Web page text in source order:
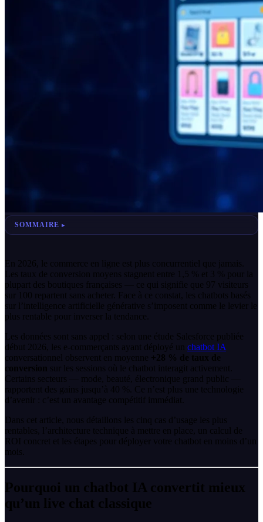
SOMMAIRE
En 2026, le commerce en ligne est plus concurrentiel que jamais.
Les taux de conversion moyens stagnent entre 1,5 % et 3 % pour la
plupart des boutiques françaises — ce qui signifie que 97 visiteurs
sur 100 repartent sans acheter. Face à ce constat, les chatbots basés
sur l’intelligence artificielle générative s’imposent comme le levier le
plus rentable pour inverser la tendance.
Les données sont sans appel : selon une étude Salesforce publiée
début 2026, les e-commerçants ayant déployé un chatbot IA
conversationnel observent en moyenne +28 % de taux de
conversion sur les sessions où le chatbot interagit activement.
Certains secteurs — mode, beauté, électronique grand public —
rapportent des gains jusqu’à 40 %. Ce n’est plus une technologie
d’avenir : c’est un avantage compétitif immédiat.
Dans cet article, nous détaillons les cinq cas d’usage les plus
rentables, l’architecture technique à mettre en place, un calcul de
ROI concret et les étapes pour déployer votre chatbot en moins d’un
mois.
Pourquoi un chatbot IA convertit mieux
qu’un live chat classique